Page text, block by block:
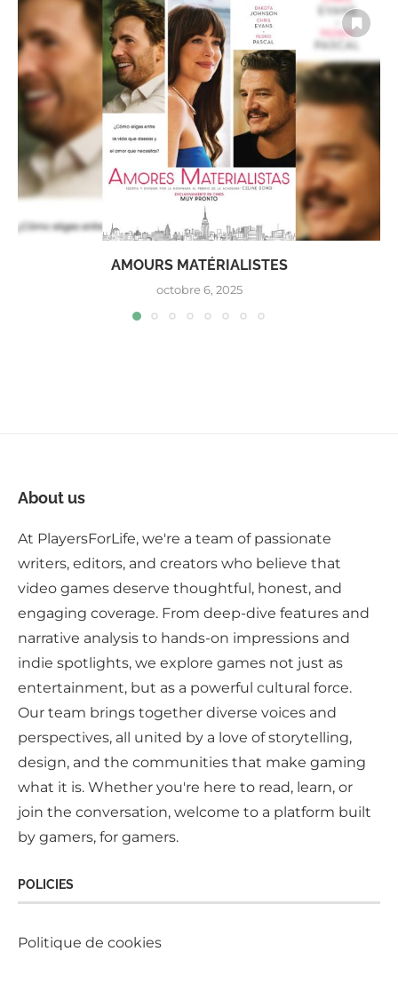
AMOURS MATÉRIALISTES
octobre 6, 2025
About us
At PlayersForLife, we're a team of passionate
writers, editors, and creators who believe that
video games deserve thoughtful, honest, and
engaging coverage. From deep-dive features and
narrative analysis to hands-on impressions and
indie spotlights, we explore games not just as
entertainment, but as a powerful cultural force.
Our team brings together diverse voices and
perspectives, all united by a love of storytelling,
design, and the communities that make gaming
what it is. Whether you're here to read, learn, or
join the conversation, welcome to a platform built
by gamers, for gamers.
POLICIES
Politique de cookies